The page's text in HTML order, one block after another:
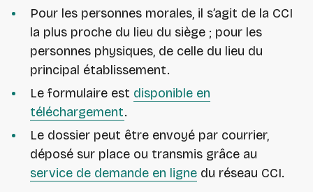
Pour les personnes morales, il s’agit de la CCI
la plus proche du lieu du siège ; pour les
personnes physiques, de celle du lieu du
principal établissement.
Le formulaire est disponible en
téléchargement.
Le dossier peut être envoyé par courrier,
déposé sur place ou transmis grâce au
service de demande en ligne du réseau CCI.